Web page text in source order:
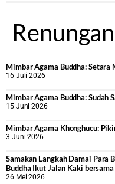
Renungan
Mimbar Agama Buddha: Setara
16 Juli 2026
Mimbar Agama Buddha: Sudah
15 Juni 2026
Mimbar Agama Khonghucu:
3 Juni 2026
Samakan Langkah Damai Para
Buddha Ikut Jalan Kaki
26 Mei 2026